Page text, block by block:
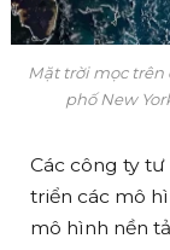
Mặt trời mọc
phố New
Các công ty
triển các mô
mô hình nền